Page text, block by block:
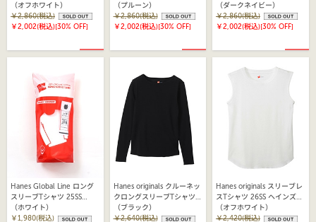
シャツ 25FW ヘインズ
(HW4-C501)
（オフホワイト）
￥2,860(税込)
￥2,002(税込)[30% OFF]
シャツ 25FW ヘインズ
(HW4-C501)
（プルーン）
￥2,860(税込)
￥2,002(税込)[30% OFF]
シャツ 25FW ヘインズ
(HW4-C501)
（ダークネイビー）
￥2,860(税込)
￥2,002(税込)[30% OFF]
Hanes Global Line ロング
スリーブTシャツ 25SS
Hanes Global Line ヘイン
ズ（HW4EY103)
（ホワイト）
￥1,980(税込)
Hanes originals クルーネッ
クロングスリーブTシャツ
25FW ヘインズ(HW4-
C106)
（ブラック）
￥2,640(税込)
Hanes originals スリーブレ
スTシャツ 26SS ヘインズ
(HW3-D103)
（オフホワイト）
￥2,420(税込)